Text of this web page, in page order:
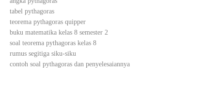
tabel pythagoras
teorema pythagoras quipper
buku matematika kelas 8 semester 2
soal teorema pythagoras kelas 8
rumus segitiga siku-siku
contoh soal pythagoras dan penyelesaiannya